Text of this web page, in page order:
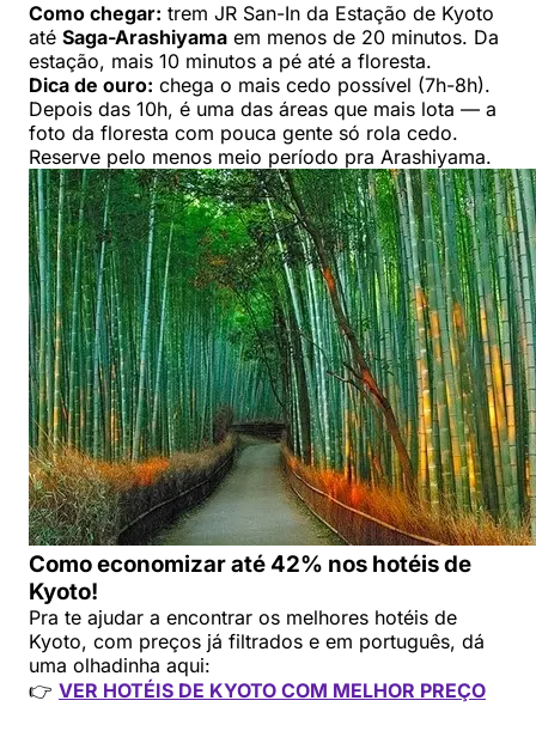
Como chegar: trem JR San-In da Estação de Kyoto
até Saga-Arashiyama em menos de 20 minutos. Da
estação, mais 10 minutos a pé até a floresta.
Dica de ouro: chega o mais cedo possível (7h-8h).
Depois das 10h, é uma das áreas que mais lota — a
foto da floresta com pouca gente só rola cedo.
Reserve pelo menos meio período pra Arashiyama.
Como economizar até 42% nos hotéis de
Kyoto!
Pra te ajudar a encontrar os melhores hotéis de
Kyoto, com preços já filtrados e em português, dá
uma olhadinha aqui:
👉 VER HOTÉIS DE KYOTO COM MELHOR PREÇO